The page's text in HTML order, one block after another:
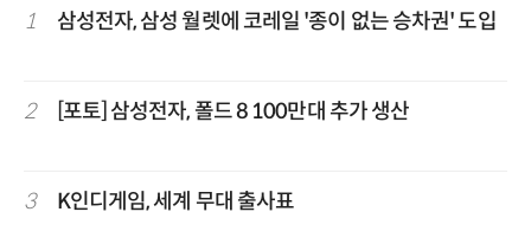
1 삼성전자, 삼성 월렛에 코레일 '종이 없는 승차권' 도입
2 [포토] 삼성전자, 폴드 8 100만대 추가 생산
3 K인디게임, 세계 무대 출사표